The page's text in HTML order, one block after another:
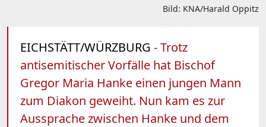
Bild: KNA/Harald Oppitz
EICHSTÄTT/WÜRZBURG - Trotz
antisemitischer Vorfälle hat Bischof
Gregor Maria Hanke einen jungen Mann
zum Diakon geweiht. Nun kam es zur
Aussprache zwischen Hanke und dem